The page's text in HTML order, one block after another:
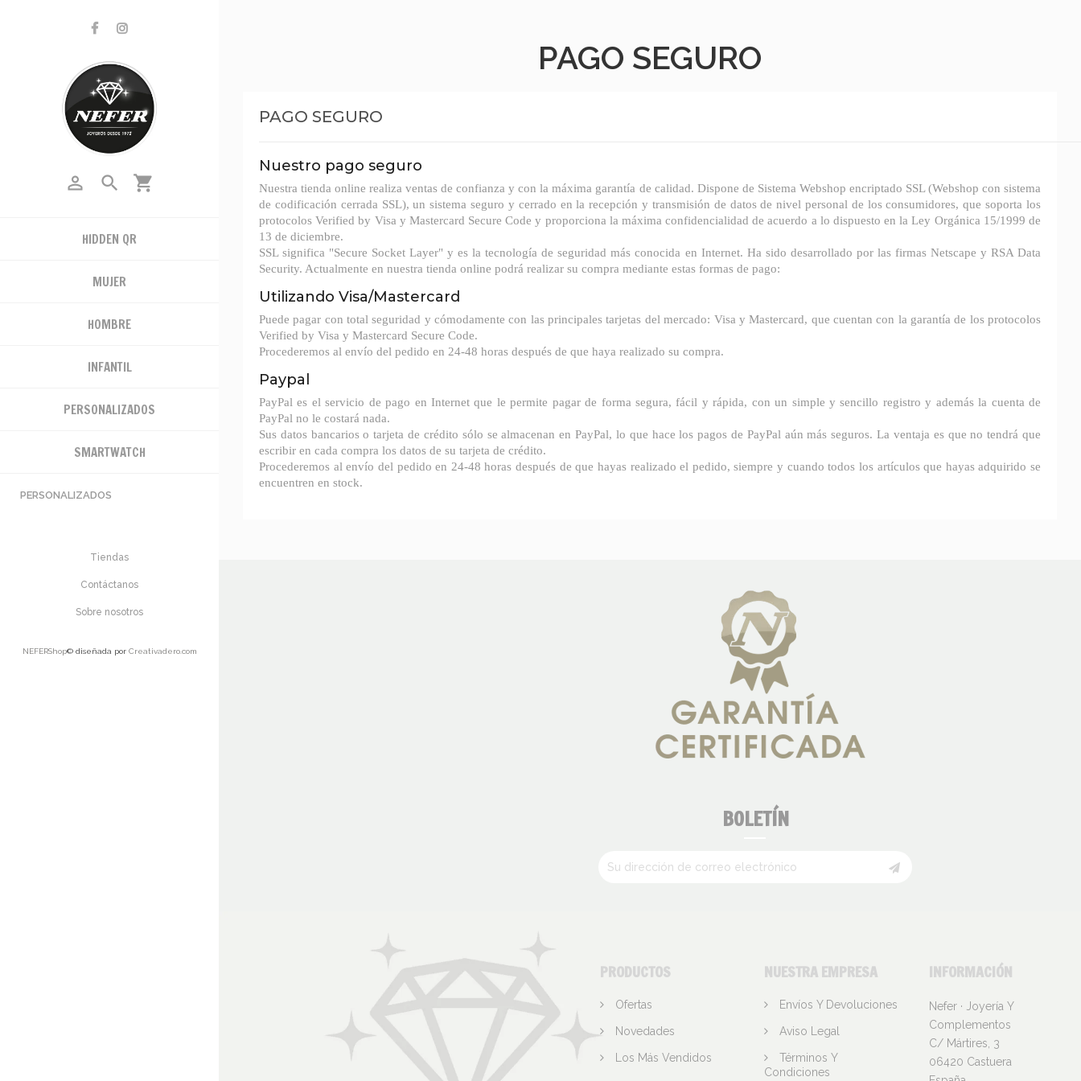
  shopping_cart
HIDDEN QR
MUJER
HOMBRE
INFANTIL
PERSONALIZADOS
SMARTWATCH
PERSONALIZADOS
Tiendas
Contáctanos
Sobre nosotros
NEFERShop© diseñada por Creativadero.com
PAGO SEGURO
PAGO SEGURO
Nuestro pago seguro
Nuestra tienda online realiza ventas de confianza y con la máxima garantía de calidad. Dispone de Sistema Webshop encriptado SSL (Webshop con sistema
de codificación cerrada SSL), un sistema seguro y cerrado en la recepción y transmisión de datos de nivel personal de los consumidores, que soporta los
protocolos Verified by Visa y Mastercard Secure Code y proporciona la máxima confidencialidad de acuerdo a lo dispuesto en la Ley Orgánica 15/1999 de
13 de diciembre.
SSL significa "Secure Socket Layer" y es la tecnología de seguridad más conocida en Internet. Ha sido desarrollado por las firmas Netscape y RSA Data
Security. Actualmente en nuestra tienda online podrá realizar su compra mediante estas formas de pago:
Utilizando Visa/Mastercard
Puede pagar con total seguridad y cómodamente con las principales tarjetas del mercado: Visa y Mastercard, que cuentan con la garantía de los protocolos
Verified by Visa y Mastercard Secure Code.
Procederemos al envío del pedido en 24-48 horas después de que haya realizado su compra.
Paypal
PayPal es el servicio de pago en Internet que le permite pagar de forma segura, fácil y rápida, con un simple y sencillo registro y además la cuenta de
PayPal no le costará nada.
Sus datos bancarios o tarjeta de crédito sólo se almacenan en PayPal, lo que hace los pagos de PayPal aún más seguros. La ventaja es que no tendrá que
escribir en cada compra los datos de su tarjeta de crédito.
Procederemos al envío del pedido en 24-48 horas después de que hayas realizado el pedido, siempre y cuando todos los artículos que hayas adquirido se
encuentren en stock.
BOLETÍN
PRODUCTOS
Ofertas
Novedades
Los Más Vendidos
NUESTRA EMPRESA
Envíos Y Devoluciones
Aviso Legal
Términos Y
Condiciones
INFORMACIÓN
Nefer · Joyería Y
Complementos
C/ Mártires, 3
06420 Castuera